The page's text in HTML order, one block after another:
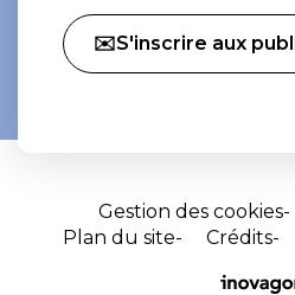
✉️S'inscrire aux
Gestion des cookies
Plan du site
Crédits
Site